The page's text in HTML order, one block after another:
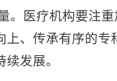
。医疗机构要注
、传承有序的
发展。